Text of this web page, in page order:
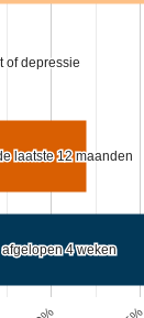
of depressie
of depressie
laatste 12 maanden
laatste 12 maanden
4 weken
4 weken